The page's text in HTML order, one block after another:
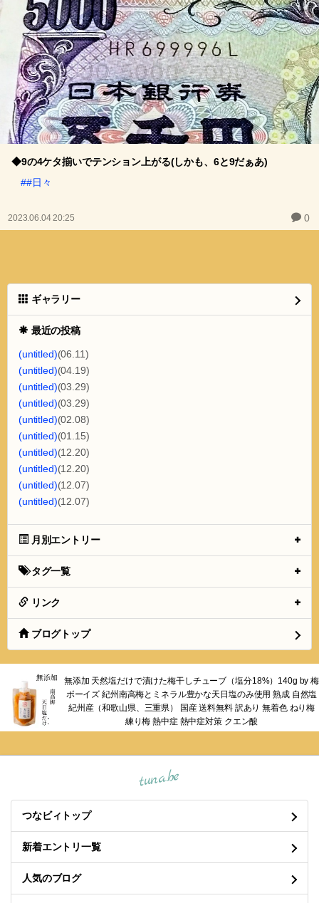
◆9の4ケタ揃いでテンション上がる(しかも、6と9だぁあ)
##日々
2023.06.04 20:25 0
ギャラリー
最近の投稿
(untitled)(06.11)
(untitled)(04.19)
(untitled)(03.29)
(untitled)(03.29)
(untitled)(02.08)
(untitled)(01.15)
(untitled)(12.20)
(untitled)(12.20)
(untitled)(12.07)
(untitled)(12.07)
月別エントリー
タグ一覧
リンク
ブログトップ
無添加 天然塩だけで漬けた梅干しチューブ（塩分18%）140g by 梅
ボーイズ 紀州南高梅とミネラル豊かな天日塩のみ使用 熟成 自然塩
紀州産（和歌山県、三重県） 国産 送料無料 訳あり 無着色 ねり梅
練り梅 熱中症 熱中症対策 クエン酸
tuna.be
つなビィトップ
新着エントリ一覧
人気のブログ